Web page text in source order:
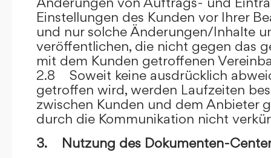
Einstellungen des Kunden vor Ihrer
und nur solche Änderungen/Inhalte
veröffentlichen, die nicht gegen das
mit dem Kunden getroffenen
2.8 Soweit keine ausdrücklich
getroffen wird, werden Laufzeiten
zwischen Kunden und dem Anbieter
durch die Kommunikation nicht
3. Nutzung des Dokumenten-